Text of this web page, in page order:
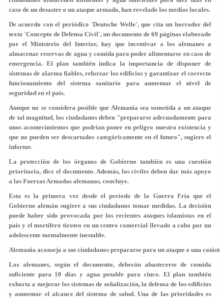
caso de un desastre o un ataque armado, han revelado los medios locales.
De acuerdo con el periódico 'Deutsche Welle', que cita un borrador del
texto 'Concepto de Defensa Civil', un documento de 69 páginas elaborado
por el Ministerio del Interior, hay que incentivar a los alemanes a
almacenar reservas de agua y comida para poder alimentarse en caso de
emergencia. El plan también indica la importancia de disponer de
sistemas de alarma fiables, reforzar los edificios y garantizar el correcto
funcionamiento del sistema sanitario para aumentar el nivel de
seguridad en el país.
Aunque no se considera posible que Alemania sea sometida a un ataque
de tal magnitud, los ciudadanos deben "prepararse adecuadamente para
unos acontecimientos que podrían poner en peligro nuestra existencia y
que no pueden ser descartados categóricamente en el futuro", sugiere el
informe.
La protección de los órganos de Gobierno también es una cuestión
prioritaria, dice el documento. Además, los civiles deben dar más apoyo
a las Fuerzas Armadas alemanas, concluye.
Esta es la primera vez desde el período de la Guerra Fría que el
Gobierno alemán sugiere a sus ciudadanos tomar medidas. La decisión
puede haber sido provocada por los recientes ataques islamistas en el
país y el mortífero tiroteo en un centro comercial llevado a cabo por un
adolescente mentalmente inestable.
Alemania aconseja a sus ciudadanos prepararse para un ataque o una
Los alemanes, según el documento, deberán abastecerse de comida
suficiente para 10 días y agua potable para cinco. El plan también
exhorta a mejorar los sistemas de señalización, la defensa de los edificios
y aumentar el alcance del sistema de salud. Una de las prioridades es